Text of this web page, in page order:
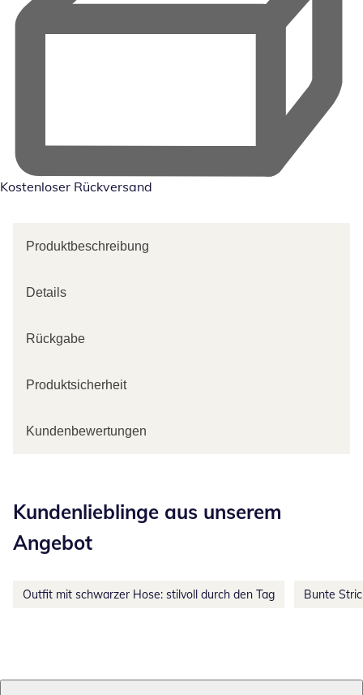
Kostenloser Rückversand
Produktbeschreibung
Details
Rückgabe
Produktsicherheit
Kundenbewertungen
Kundenlieblinge aus unserem
Angebot
Outfit mit schwarzer Hose: stilvoll durch den Tag Bunte